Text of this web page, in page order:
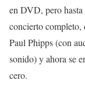
en DVD, pero
concierto completo,
Paul Phipps (con
sonido) y ahora se
cero.